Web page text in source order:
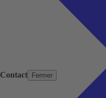
Contact Fermer